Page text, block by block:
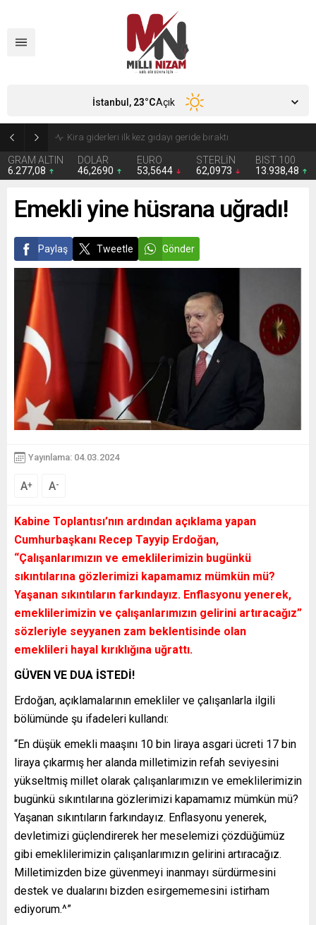
GRAM ALTIN
6.277,08
DOLAR
46,2690
EURO
53,5644
STERLİN
62,0973
BIST 100
13.938,48
İstanbul, 23°CAçık
Emekli yine hüsrana uğradı!
Paylaş Tweetle Gönder
Yayınlama: 04.03.2024
A+ A-
Kabine Toplantısı’nın ardından açıklama yapan
Cumhurbaşkanı Recep Tayyip Erdoğan,
“Çalışanlarımızın ve emeklilerimizin bugünkü
sıkıntılarına gözlerimizi kapamamız mümkün mü?
Yaşanan sıkıntıların farkındayız. Enflasyonu yenerek,
emeklilerimizin ve çalışanlarımızın gelirini artıracağız”
sözleriyle seyyanen zam beklentisinde olan
emeklileri hayal kırıklığına uğrattı.
GÜVEN VE DUA İSTEDİ!
Erdoğan, açıklamalarının emekliler ve çalışanlarla ilgili
bölümünde şu ifadeleri kullandı:
“En düşük emekli maaşını 10 bin liraya asgari ücreti 17 bin
liraya çıkarmış her alanda milletimizin refah seviyesini
yükseltmiş millet olarak çalışanlarımızın ve emeklilerimizin
bugünkü sıkıntılarına gözlerimizi kapamamız mümkün mü?
Yaşanan sıkıntıların farkındayız. Enflasyonu yenerek,
devletimizi güçlendirerek her meselemizi çözdüğümüz
gibi emeklilerimizin çalışanlarımızın gelirini artıracağız.
Milletimizden bize güvenmeyi inanmayı sürdürmesini
destek ve dualarını bizden esirgememesini istirham
ediyorum.^”